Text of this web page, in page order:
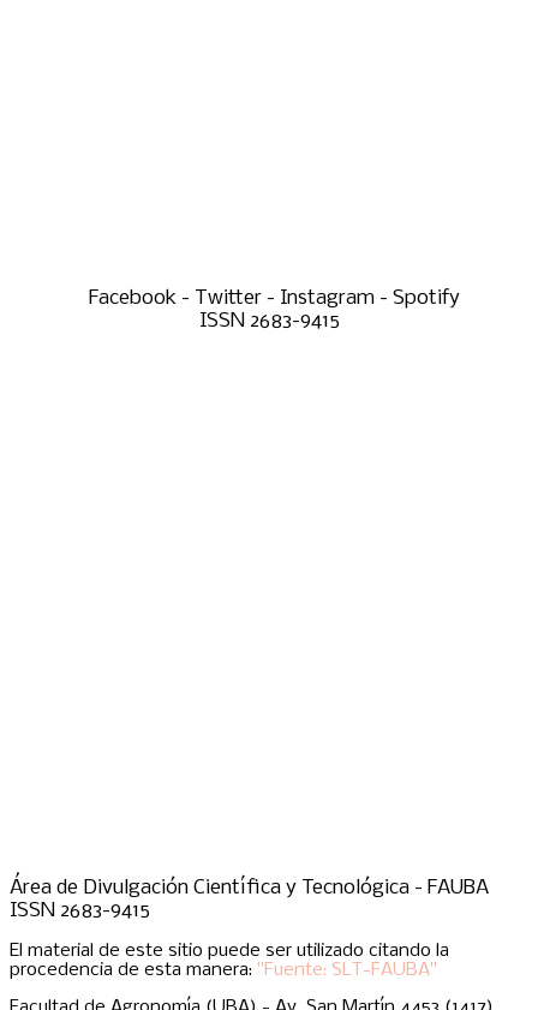
Facebook - Twitter - Instagram - Spotify
ISSN 2683-9415
Área de Divulgación Científica y Tecnológica - FAUBA
ISSN 2683-9415
El material de este sitio puede ser utilizado citando la
procedencia de esta manera: "Fuente: SLT-FAUBA"